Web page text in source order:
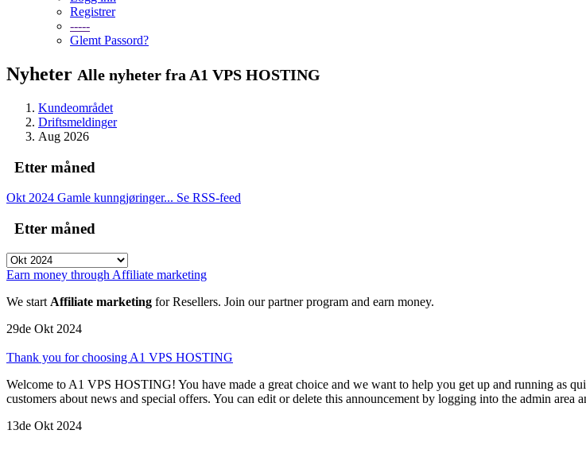
Registrer
-----
Glemt Passord?
Nyheter Alle nyheter fra A1 VPS HOSTING
Kundeområdet
Driftsmeldinger
Aug 2026
Etter måned
Okt 2024 Gamle kunngjøringer... Se RSS-feed
Etter måned
Earn money through Affiliate marketing
We start Affiliate marketing for Resellers. Join our partner program and earn money.
29de Okt 2024
Thank you for choosing A1 VPS HOSTING
Welcome to A1 VPS HOSTING! You have made a great choice and we want to help you get up and running as
customers about news and special offers. You can edit or delete this announcement by logging into the admin area
13de Okt 2024